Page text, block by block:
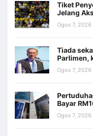
Tiket
Jelang
Ogos 7, 2026
Tiada
Parlimen,
Ogos 7, 2026
Bayar
Ogos 7, 2026